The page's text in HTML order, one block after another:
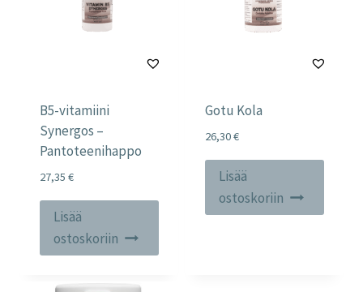
B5-vitamiini
Synergos –
Pantoteenihappo
27,35 €
Lisää
ostoskoriin
Gotu Kola
26,30€
Lisää
ostoskoriin